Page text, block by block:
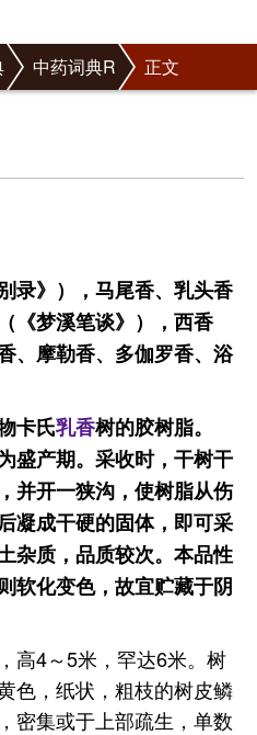
中药词典R 正文
录》），马尾香、乳头香
《梦溪笔谈》），西香
、摩勒香、多伽罗香、浴
卡氏乳香树的胶树脂。
盛产期。采收时，干树干
并开一狭沟，使树脂从伤
凝成干硬的固体，即可采
杂质，品质较次。本品性
软化变色，故宜贮藏于阴
高4～5米，罕达6米。树
色，纸状，粗枝的树皮鳞
密集或于上部疏生，单数